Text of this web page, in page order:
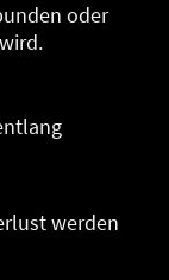
oder
werden